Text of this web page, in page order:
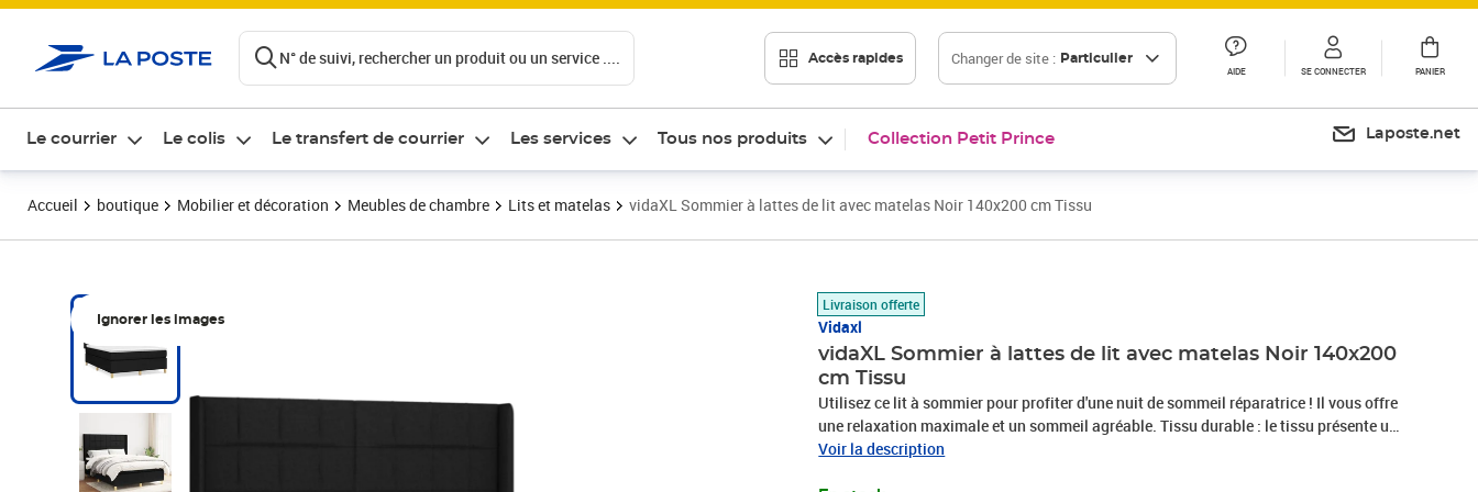
N° de suivi, rechercher un produit ou un service .... Accès rapides Changer de site : Particulier
AIDE SE CONNECTER PANIER
Le courrier Le colis Le transfert de courrier Les services Tous nos produits Collection Petit Prince Laposte.net
Accueil boutique Mobilier et décoration Meubles de chambre Lits et matelas vidaXL Sommier à lattes de lit avec matelas Noir 140x200 cm Tissu
Ignorer les images
Livraison offerte
Vidaxl
vidaXL Sommier à lattes de lit avec matelas Noir 140x200
cm Tissu
Utilisez ce lit à sommier pour profiter d'une nuit de sommeil réparatrice ! Il vous offre
une relaxation maximale et un sommeil agréable. Tissu durable : le tissu présente un
aspect simple et épuré, et il est respirant et durable.Tête de lit pratique : la tête de lit
Voir la description
Prix 561,89€